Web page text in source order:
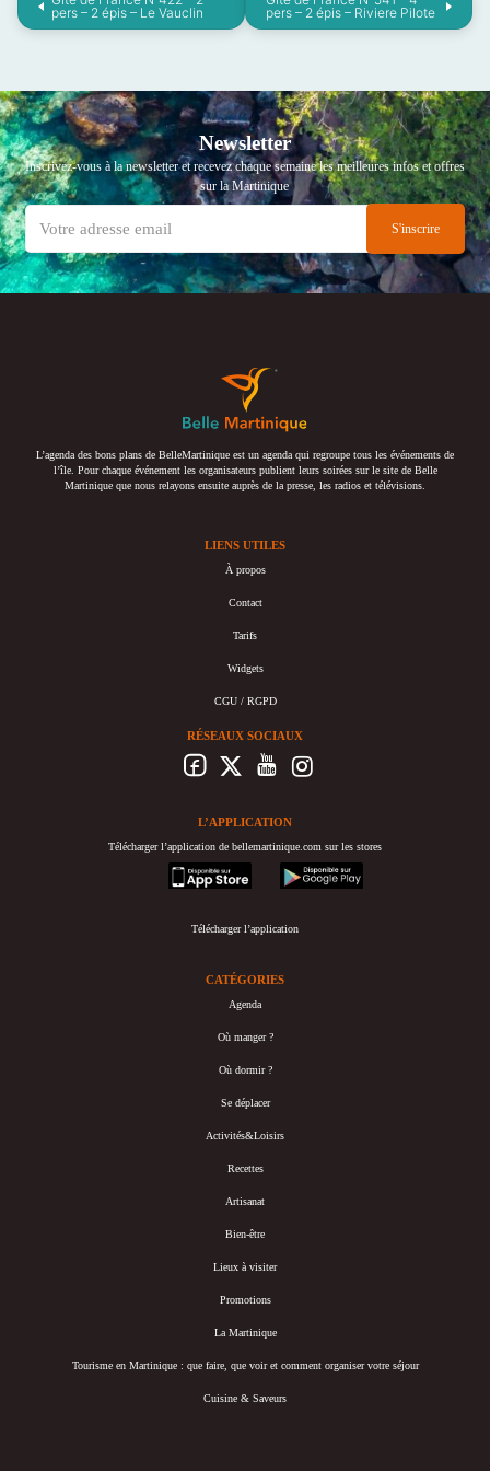
pers – 2 épis – Le Vauclin
pers – 2 épis – Riviere Pilote
Newsletter
Inscrivez-vous à la newsletter et recevez chaque semaine les meilleures infos et offres
sur la Martinique
L’agenda des bons plans de BelleMartinique est un agenda qui regroupe tous les événements de
l’île. Pour chaque événement les organisateurs publient leurs soirées sur le site de Belle
Martinique que nous relayons ensuite auprès de la presse, les radios et télévisions.
LIENS UTILES
À propos
Contact
Tarifs
Widgets
CGU / RGPD
RÉSEAUX SOCIAUX
L’APPLICATION
Télécharger l’application de bellemartinique.com sur les stores
appstore
googleplay
Télécharger l’application
CATÉGORIES
Agenda
Où manger ?
Où dormir ?
Se déplacer
Activités&Loisirs
Recettes
Artisanat
Bien-être
Lieux à visiter
Promotions
La Martinique
Tourisme en Martinique : que faire, que voir et comment organiser votre séjour
Cuisine & Saveurs